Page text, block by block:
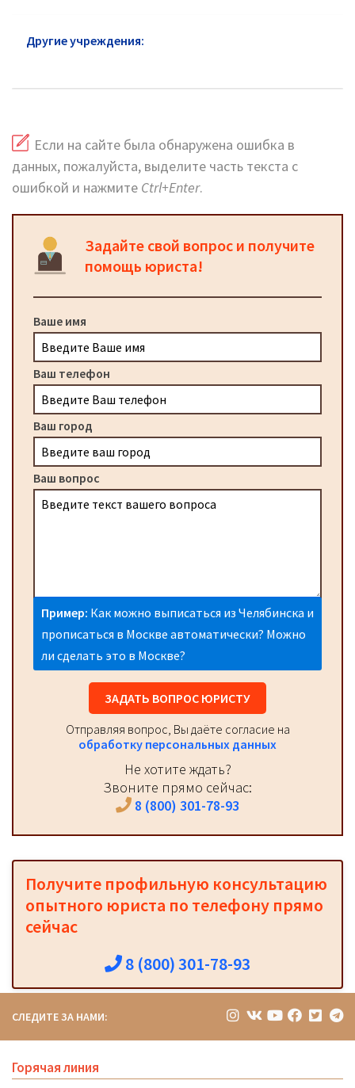
Другие учреждения:
Если на сайте была обнаружена ошибка в
данных, пожалуйста, выделите часть текста с
ошибкой и нажмите Ctrl+Enter.
Задайте свой вопрос и получите
помощь юриста!
Ваше имя
Ваш телефон
Ваш город
Ваш вопрос
Пример: Как можно выписаться из Челябинска и
прописаться в Москве автоматически? Можно
ли сделать это в Москве?
ЗАДАТЬ ВОПРОС ЮРИСТУ
Отправляя вопрос, Вы даёте согласие на
обработку персональных данных
Не хотите ждать?
Звоните прямо сейчас:
8 (800) 301-78-93
Получите профильную консультацию
опытного юриста по телефону прямо
сейчас
8 (800) 301-78-93
СЛЕДИТЕ ЗА НАМИ:
Горячая линия